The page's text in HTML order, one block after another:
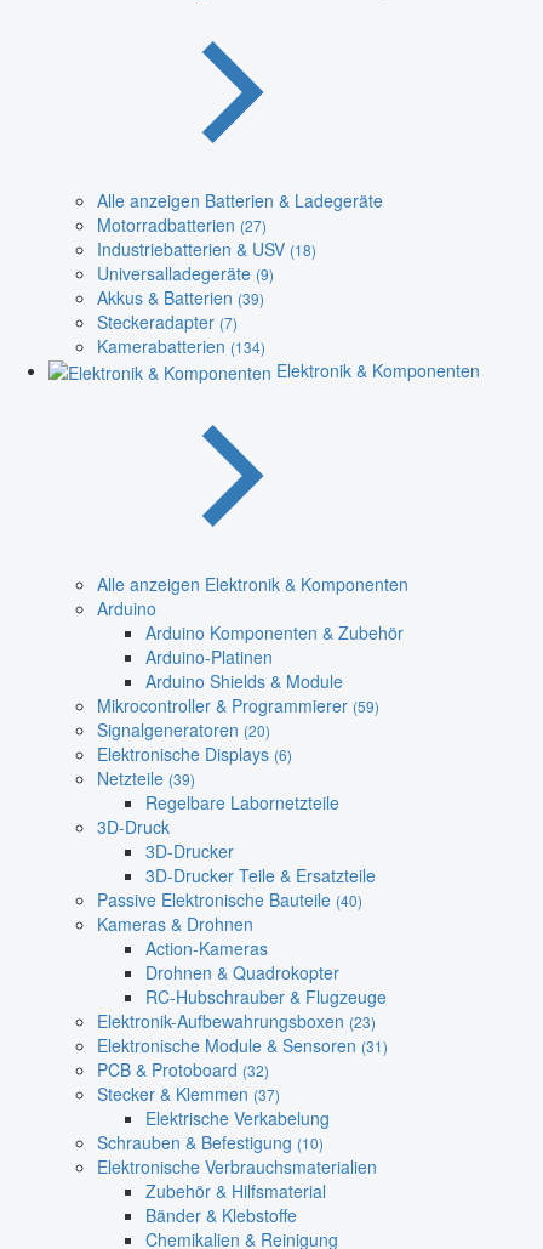
Alle anzeigen Batterien & Ladegeräte
Motorradbatterien (27)
Industriebatterien & USV (18)
Universalladegeräte (9)
Akkus & Batterien (39)
Steckeradapter (7)
Kamerabatterien (134)
Elektronik & Komponenten
Alle anzeigen Elektronik & Komponenten
Arduino
Arduino Komponenten & Zubehör
Arduino-Platinen
Arduino Shields & Module
Mikrocontroller & Programmierer (59)
Signalgeneratoren (20)
Elektronische Displays (6)
Netzteile (39)
Regelbare Labornetzteile
3D-Druck
3D-Drucker
3D-Drucker Teile & Ersatzteile
Passive Elektronische Bauteile (40)
Kameras & Drohnen
Action-Kameras
Drohnen & Quadrokopter
RC-Hubschrauber & Flugzeuge
Elektronik-Aufbewahrungsboxen (23)
Elektronische Module & Sensoren (31)
PCB & Protoboard (32)
Stecker & Klemmen (37)
Elektrische Verkabelung
Schrauben & Befestigung (10)
Elektronische Verbrauchsmaterialien
Zubehör & Hilfsmaterial
Bänder & Klebstoffe
Chemikalien & Reinigung